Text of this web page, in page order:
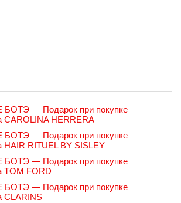
— Подарок при покупке
CAROLINA HERRERA
— Подарок при покупке
HAIR RITUEL BY SISLEY
— Подарок при покупке
TOM FORD
— Подарок при покупке
CLARINS